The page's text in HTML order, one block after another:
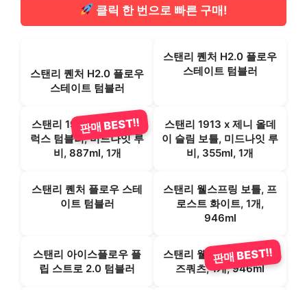
클릭 한 번으로 빠른 구매!
스탠리 퀜처 H2.0 플로우
스테이트 텀블러
스탠리 퀜처 H2.0 플로우
스테이트 텀블러
스탠리 1913 x 제니 퀜처
럭스 텀블러, 미드나잇 루
비, 887ml, 1개
판매 BEST!!
스탠리 1913 x 제니 올데
이 슬림 보틀, 미드나잇 루
비, 355ml, 1개
스탠리 퀜처 플로우 스테
이트 텀블러
스탠리 웰스프링 보틀, 프
로스트 화이트, 1개,
946ml
스탠리 아이스플로우 플
립 스트로 2.0 텀블러
스탠리 웰스프링 보틀, 로
즈쿼츠, 1개, 946ml
판매 BEST!!